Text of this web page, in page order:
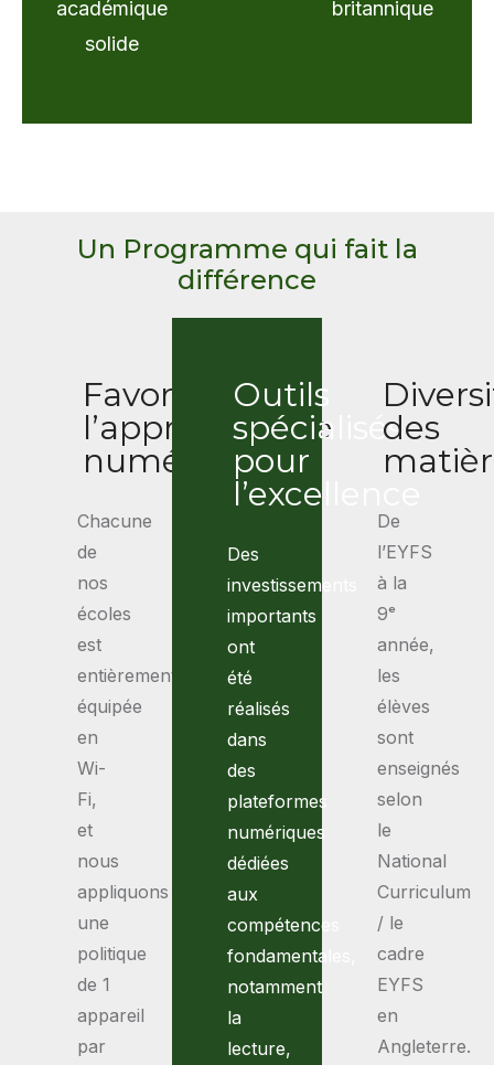
académique
solide
britannique
Un Programme qui fait la
différence
Favoriser
l’apprentissage
numérique
Chacune
de
nos
écoles
est
entièrement
équipée
en
Wi-
Fi,
et
nous
appliquons
une
politique
de 1
appareil
par
Outils
spécialisés
pour
l’excellence
Des
investissements
importants
ont
été
réalisés
dans
des
plateformes
numériques
dédiées
aux
compétences
fondamentales,
notamment
la
lecture,
des
De
l’EYFS
à la
9ᵉ
année,
les
élèves
sont
enseignés
selon
le
National
Curriculum
/ le
cadre
EYFS
en
Angleterre.